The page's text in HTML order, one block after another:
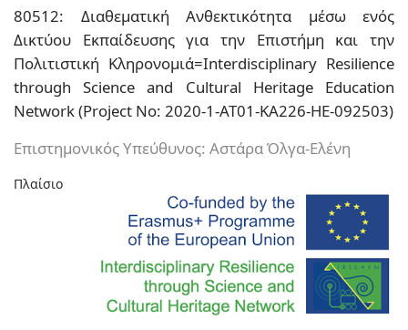
80512: Διαθεματική Ανθεκτικότητα μέσω ενός
Δικτύου Εκπαίδευσης για την Επιστήμη και την
Πολιτιστική Κληρονομιά=Interdisciplinary Resilience
through Science and Cultural Heritage Education
Network (Project No: 2020-1-AT01-KA226-HE-092503)
Επιστημονικός Υπεύθυνος: Αστάρα Όλγα-Ελένη
Πλαίσιο